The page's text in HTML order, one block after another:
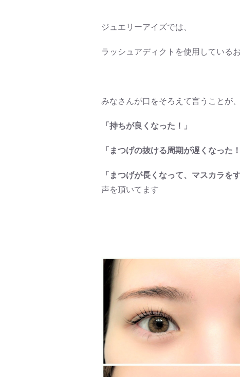
ジュエリーアイズでは、
ラッシュアディクトを使用している
みなさんが口をそろえて言うことが、
「持ちが良くなった！」
「まつげの抜ける周期が遅くなった！
「まつげが長くなって、マスカラを
声を頂いてます